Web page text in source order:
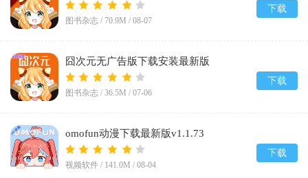
图书杂志 / 70.9M / 08-07
下载
囧次元无广告版下载安装最新版
2026v1.5.8.0
图书杂志 / 36.5M / 07-06
下载
omofun动漫下载最新版v1.1.73
视频软件 / 141.0M / 08-04
下载